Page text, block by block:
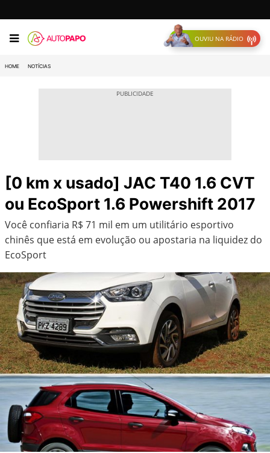
OUVIU NA RÁDIO
HOME NOTÍCIAS
[0 km x usado] JAC T40 1.6 CVT
ou EcoSport 1.6 Powershift 2017
Você confiaria R$ 71 mil em um utilitário esportivo
chinês que está em evolução ou apostaria na liquidez do
EcoSport